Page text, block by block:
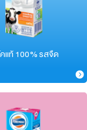
แท้ 100% รสจืด